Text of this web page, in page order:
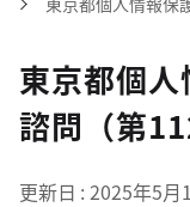
東京都個
諮問（第
更新日 2025年5月